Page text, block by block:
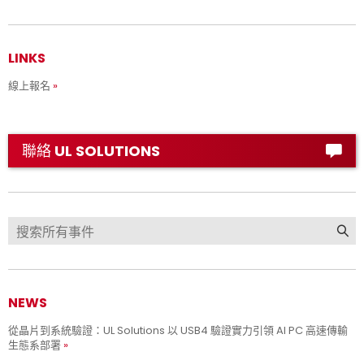
LINKS
線上報名
聯絡 UL SOLUTIONS
NEWS
從晶片到系統驗證：UL Solutions 以 USB4 驗證實力引領 AI PC 高速傳輸
生態系部署